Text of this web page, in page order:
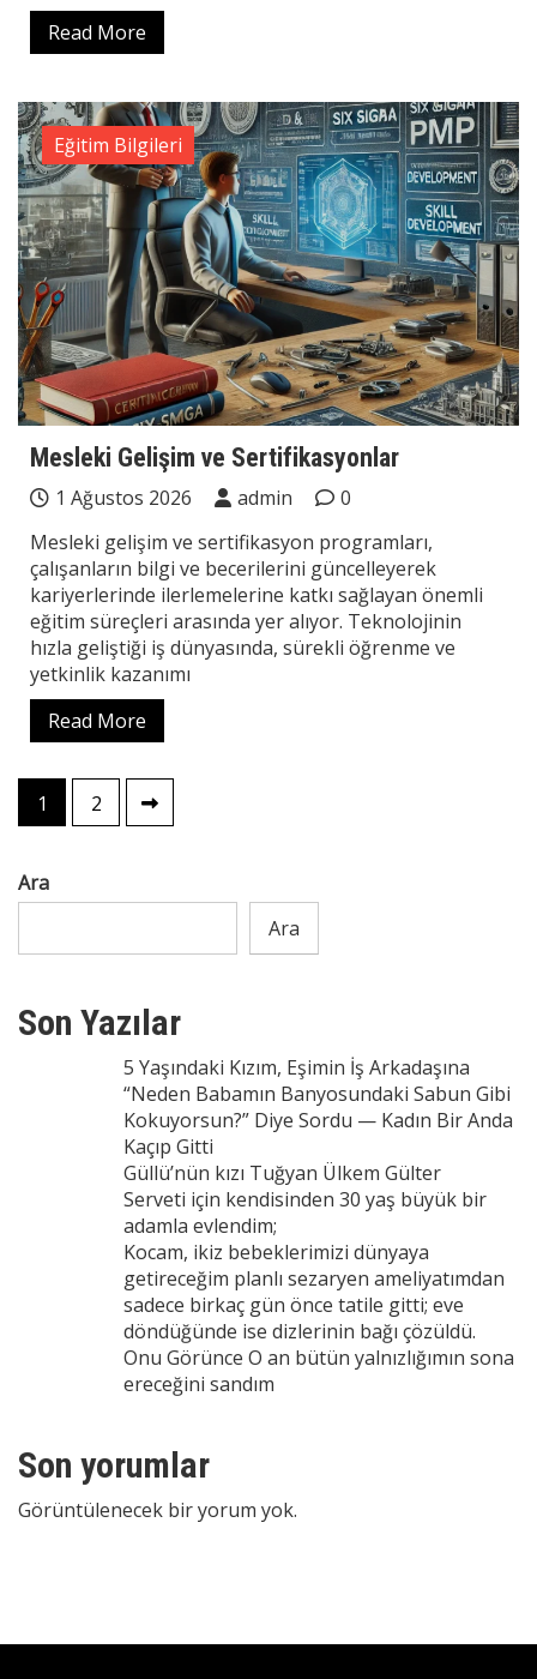
Read More
Eğitim Bilgileri
Mesleki Gelişim ve Sertifikasyonlar
1 Ağustos 2026 admin
0
Mesleki gelişim ve sertifikasyon programları,
çalışanların bilgi ve becerilerini güncelleyerek
kariyerlerinde ilerlemelerine katkı sağlayan önemli
eğitim süreçleri arasında yer alıyor. Teknolojinin
hızla geliştiği iş dünyasında, sürekli öğrenme ve
yetkinlik kazanımı
Read More
Yazı
sayfalaması
1 2
Ara
Ara
Son Yazılar
5 Yaşındaki Kızım, Eşimin İş Arkadaşına
“Neden Babamın Banyosundaki Sabun Gibi
Kokuyorsun?” Diye Sordu — Kadın Bir Anda
Kaçıp Gitti
Güllü’nün kızı Tuğyan Ülkem Gülter
Serveti için kendisinden 30 yaş büyük bir
adamla evlendim;
Kocam, ikiz bebeklerimizi dünyaya
getireceğim planlı sezaryen ameliyatımdan
sadece birkaç gün önce tatile gitti; eve
döndüğünde ise dizlerinin bağı çözüldü.
Onu Görünce O an bütün yalnızlığımın sona
ereceğini sandım
Son yorumlar
Görüntülenecek bir yorum yok.